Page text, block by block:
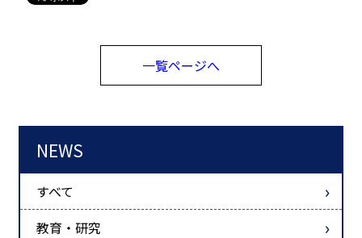
一覧ページへ
NEWS
すべて
教育・研究